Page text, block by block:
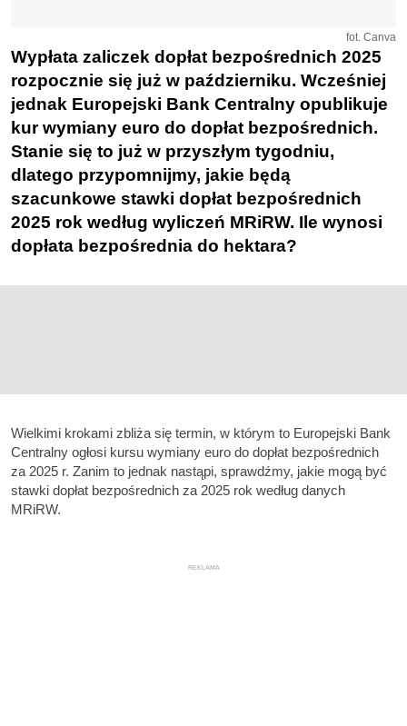
fot. Canva
Wypłata zaliczek dopłat bezpośrednich 2025
rozpocznie się już w październiku. Wcześniej
jednak Europejski Bank Centralny opublikuje
kur wymiany euro do dopłat bezpośrednich.
Stanie się to już w przyszłym tygodniu,
dlatego przypomnijmy, jakie będą
szacunkowe stawki dopłat bezpośrednich
2025 rok według wyliczeń MRiRW. Ile wynosi
dopłata bezpośrednia do hektara?
Wielkimi krokami zbliża się termin, w którym to Europejski Bank
Centralny ogłosi kursu wymiany euro do dopłat bezpośrednich
za 2025 r. Zanim to jednak nastąpi, sprawdźmy, jakie mogą być
stawki dopłat bezpośrednich za 2025 rok według danych
MRiRW.
REKLAMA